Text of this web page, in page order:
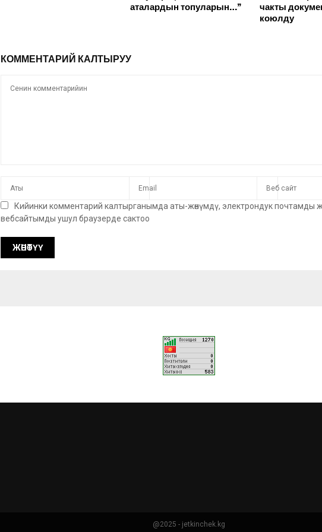
аталардын топуларын…”
чакты
коюлду
КОММЕНТАРИЙ КАЛТЫРУУ
Кийинки комментарий калтырганымда аты-жөнүмдү, электрондук почтамды
вебсайтымды ушул браузерде сактоо
@2025 - jetkinchek.kg